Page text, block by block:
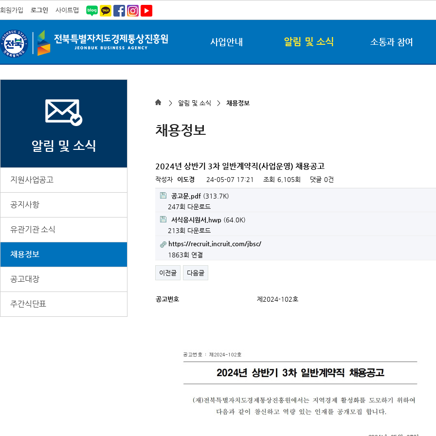
회원가입 로그인 사이트맵
사업안내 알림 및 소식 소통과 참여
알림 및 소식
지원사업공고
공지사항
유관기관 소식
채용정보
공고대장
주간식단표
> 알림 및 소식 > 채용정보
채용정보
2024년 상반기 3차 일반계약직(사업운영) 채용공고
작성자 이도경 24-05-07 17:21 조회 6,105회 댓글 0건
공고문.pdf (313.7K)
247회 다운로드
서식응시원서.hwp (64.0K)
213회 다운로드
https://recruit.incruit.com/jbsc/
1863회 연결
이전글 다음글
세
공고번호 제2024-102호